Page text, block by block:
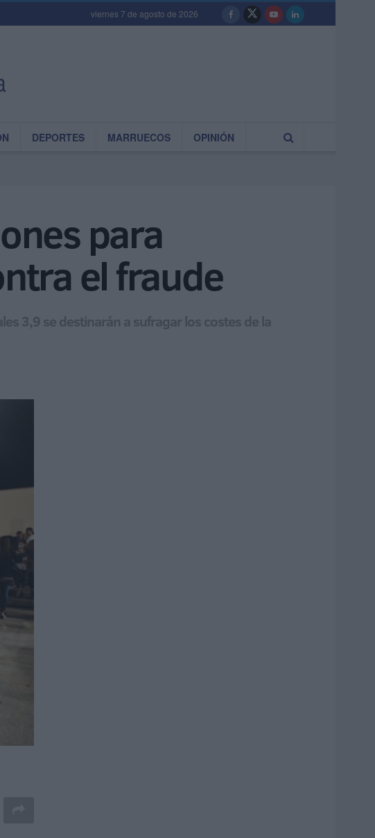
viernes 7 de agosto de 2026
DEPORTES MARRUECOS OPINIÓN
para
el fraude
3,9 se destinarán a sufragar los costes de la